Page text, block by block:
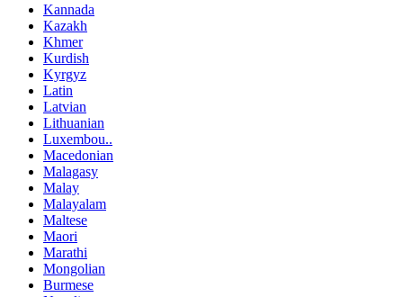
Kannada
Kazakh
Khmer
Kurdish
Kyrgyz
Latin
Latvian
Lithuanian
Luxembou..
Macedonian
Malagasy
Malay
Malayalam
Maltese
Maori
Marathi
Mongolian
Burmese